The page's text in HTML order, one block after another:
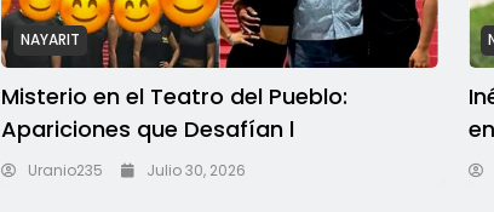
NAYARIT
Misterio en el Teatro del Pueblo:
Apariciones que Desafían l
Uranio235 Julio 30, 2026